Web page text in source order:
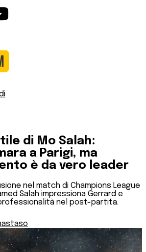
di Mo Salah:
a Parigi, ma
è da vero leader
nel match di Champions League
Salah impressiona Gerrard e
nel post-partita.